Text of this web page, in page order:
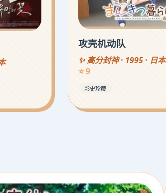
攻壳机动队
✨ 高分封神 · 1995 · 日本
⭐ 9
影史珍藏